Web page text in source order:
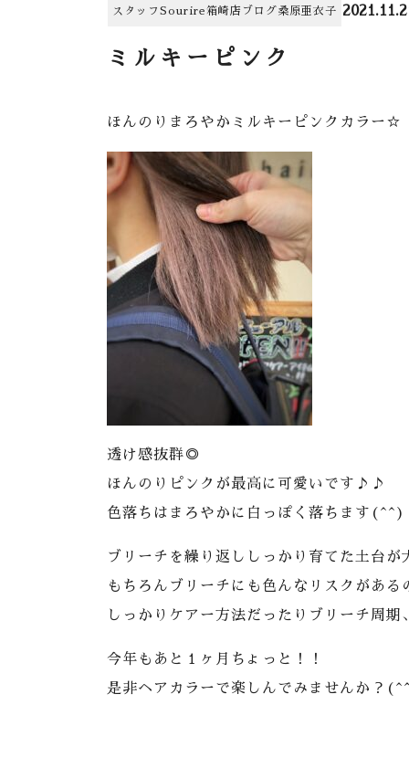
スタッフ Sourire箱崎店 ブログ桑原亜衣子
ミルキーピンク
ほんのりまろやかミルキーピンクカラー☆
透け感抜群◎
ほんのりピンクが最高に可愛いです♪♪
色落ちはまろやかに白っぽく落ちます(^^)
ブリーチを繰り返ししっかり育てた土台
もちろんブリーチにも色んなリスクがある
しっかりケアー方法だったりブリーチ周
今年もあと１ヶ月ちょっと！！
是非ヘアカラーで楽しんでみませんか？